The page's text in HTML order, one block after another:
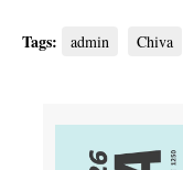
Tags: admin Chiva